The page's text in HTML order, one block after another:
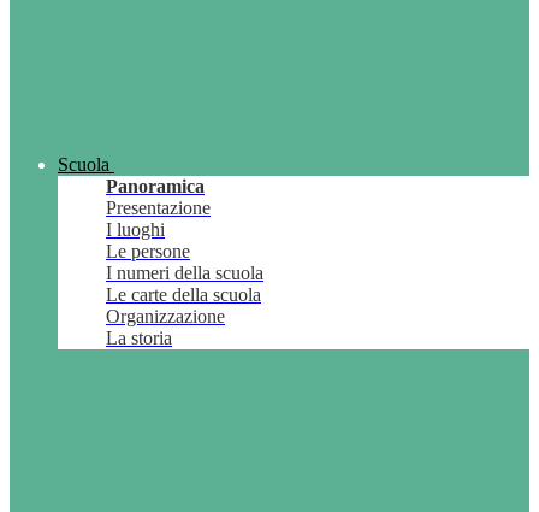
Scuola
Panoramica
Presentazione
I luoghi
Le persone
I numeri della scuola
Le carte della scuola
Organizzazione
La storia